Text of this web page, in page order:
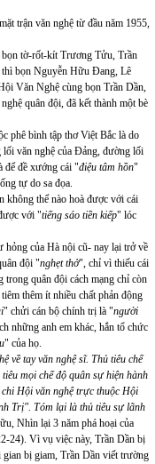
trận văn nghệ từ đầu năm 1955,
bọn tờ-rốt-kít Trương Tửu, Trần
bọn Nguyễn Hữu Đang, Lê
Văn Nghệ cùng bọn Trần Dần,
quân đội, đã kết thành một bè
phê bình tập thơ Việt Bắc là do
lối văn nghệ của Đảng, đường lối
để đề xướng cái "điệu tâm hồn"
tự do sa đọa.
không thể nào hoà được với cái
với "tiếng sáo tiền kiếp" lóc
hỏng của Hà nội cũ- nay lại trở về
đội "nghẹt thở", chỉ vì thiếu cái
quân đội cách mạng chỉ còn
thêm ít nhiều chất phản động
" chửi cán bộ chính trị là "người
những anh em khác, hắn tổ chức
" của họ.
về tay văn nghệ sĩ. Thủ tiêu chế
mọi chế độ quân sự hiện hành
Hội văn nghệ trực thuộc Hội
Trị". Tóm lại là thủ tiêu sự lãnh
Nhìn lại 3 năm phá hoại của
24). Vì vụ việc này, Trần Dần bị
bị giam, Trần Dần viết trường